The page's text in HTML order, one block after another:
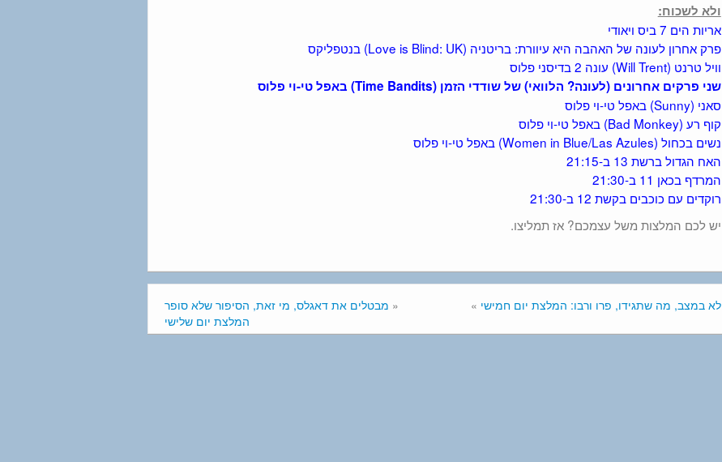
ולא לשכוח:
אריות הים 7 ביס ויאודי
פרק אחרון לעונה של האהבה היא עיוורת: בריטניה (Love is Blind: UK) בנטפליקס
וויל טרנט (Will Trent) עונה 2 בדיסני פלוס
שני פרקים אחרונים (לעונה? הלוואי) של שודדי הזמן (Time Bandits) באפל טי-וי פלוס
סאני (Sunny) באפל טי-וי פלוס
קוף רע (Bad Monkey) באפל טי-וי פלוס
נשים בכחול (Women in Blue/Las Azules) באפל טי-וי פלוס
האח הגדול ברשת 13 ב-21:15
המרדף בכאן 11 ב-21:30
רוקדים עם כוכבים בקשת 12 ב-21:30
יש לכם המלצות משל עצמכם? אז תמליצו.
« מבטלים את דאגלס, מי זאת, הסיפור שלא סופר
המלצת יום שלישי
לא במצב, מה שתגידו, פרו ורבו: המלצת יום חמישי »